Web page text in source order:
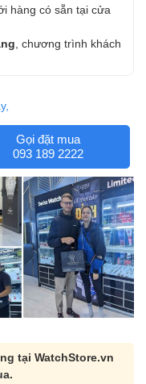
hàng có sẵn tại cửa
, chương trình khách
Gọi đặt mua
093 189 2222
tại WatchStore.vn